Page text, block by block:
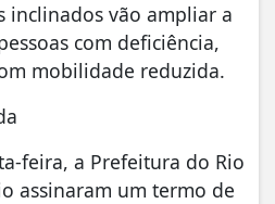
inclinados vão ampliar a
com deficiência,
mobilidade reduzida.
feira, a Prefeitura do Rio
assinaram um termo de